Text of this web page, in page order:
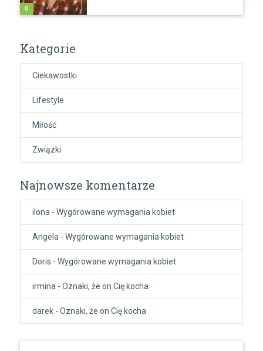
0
Kategorie
Ciekawostki
Lifestyle
Miłość
Związki
Najnowsze komentarze
ilona - Wygórowane wymagania kobiet
Angela - Wygórowane wymagania kobiet
Doris - Wygórowane wymagania kobiet
irmina - Oznaki, że on Cię kocha
darek- Oznaki, że on Cię kocha